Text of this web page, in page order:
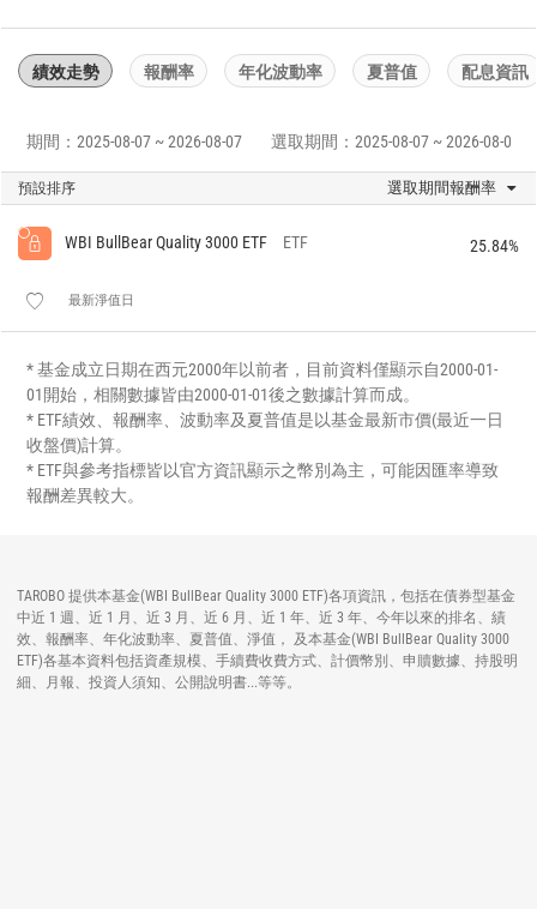
績效走勢 報酬率 年化波動率 夏普值 配息資訊
期間：2025-08-07 ~ 2026-08-07 選取期間：2025-08-07 ~ 2026-08-07
預設排序 選取期間報酬率
WBI BullBear Quality 3000 ETF ETF 25.84%
最新淨值日
* 基金成立日期在西元2000年以前者，目前資料僅顯示自2000-01-
01開始，相關數據皆由2000-01-01後之數據計算而成。
* ETF績效、報酬率、波動率及夏普值是以基金最新市價(最近一日
收盤價)計算。
* ETF與參考指標皆以官方資訊顯示之幣別為主，可能因匯率導致
報酬差異較大。
TAROBO 提供本基金(WBI BullBear Quality 3000 ETF)各項資訊，包括在債券型基金
中近 1 週、近 1 月、近 3 月、近 6 月、近 1 年、近 3 年、今年以來的排名、績
效、報酬率、年化波動率、夏普值、淨值， 及本基金(WBI BullBear Quality 3000
ETF)各基本資料包括資產規模、手續費收費方式、計價幣別、申贖數據、持股明
細、月報、投資人須知、公開說明書...等等。